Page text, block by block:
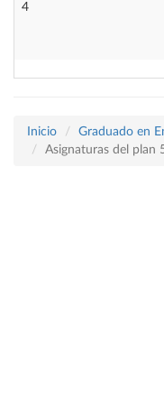
4
Inicio
Graduado en
Asignaturas del plan